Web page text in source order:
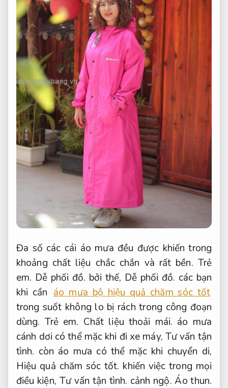
Đa số các cái áo mưa đều được khiến trong
khoảng chất liệu chắc chắn và rất bền. Trẻ
em. Dễ phối đồ. bởi thế, Dễ phối đồ. các bạn
khi cần áo mưa bộ hiệu quả chăm sóc tốt
trong suốt không lo bị rách trong công đoạn
dùng. Trẻ em. Chất liệu thoải mái. áo mưa
cánh dơi có thể mặc khi đi xe máy, Tư vấn tận
tình. còn áo mưa có thể mặc khi chuyển di,
Hiệu quả chăm sóc tốt. khiến việc trong mọi
điều kiện, Tư vấn tận tình. cảnh ngộ.Áo thun.